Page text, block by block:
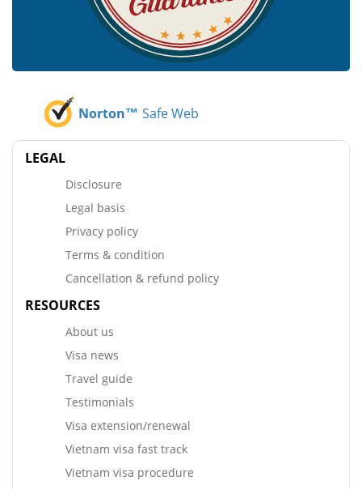
Norton™ Safe Web
LEGAL
Disclosure
Legal basis
Privacy policy
Terms & condition
Cancellation & refund policy
RESOURCES
About us
Visa news
Travel guide
Testimonials
Visa extension/renewal
Vietnam visa fast track
Vietnam visa procedure